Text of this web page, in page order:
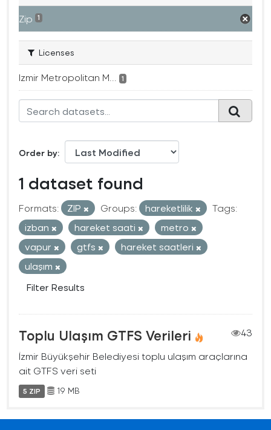
Zip 1
Licenses
Izmir Metropolitan M... 1
Order by
1 dataset found
Formats: ZIP Groups: hareketlilik
Tags:
izban
hareket saati
metro
vapur
gtfs
hareket saatleri
ulaşım
Filter Results
Toplu Ulaşım GTFS Verileri
43
İzmir Büyükşehir Belediyesi toplu ulaşım araçlarına
ait GTFS veri seti
5 ZIP 19 MB